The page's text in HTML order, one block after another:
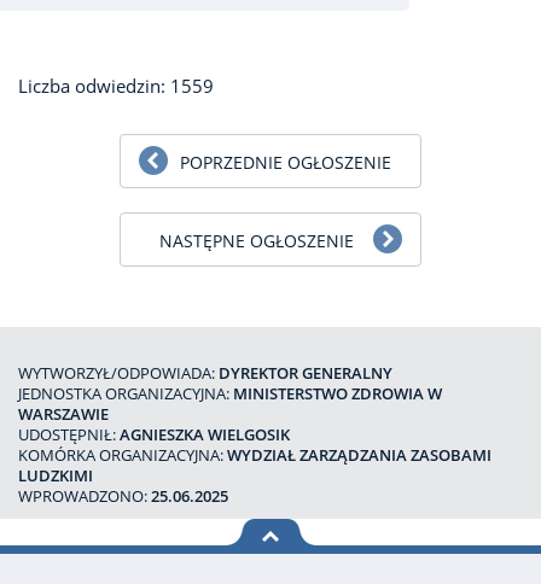
Liczba odwiedzin: 1559
POPRZEDNIE OGŁOSZENIE
NASTĘPNE OGŁOSZENIE
WYTWORZYŁ/ODPOWIADA: DYREKTOR GENERALNY
JEDNOSTKA ORGANIZACYJNA: MINISTERSTWO ZDROWIA W
WARSZAWIE
UDOSTĘPNIŁ:AGNIESZKA WIELGOSIK
KOMÓRKA ORGANIZACYJNA:WYDZIAŁ ZARZĄDZANIA ZASOBAMI
LUDZKIMI
WPROWADZONO:25.06.2025
na górę